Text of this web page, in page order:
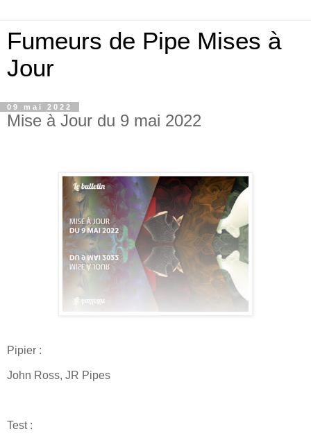
Fumeurs de Pipe Mises à
Jour
09 mai 2022
Mise à Jour du 9 mai 2022
Pipier :
John Ross, JR Pipes
Test :